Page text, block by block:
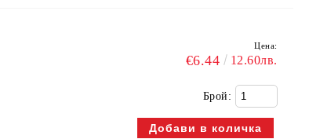
Цена:
€6.44 12.60лв.
Брой: